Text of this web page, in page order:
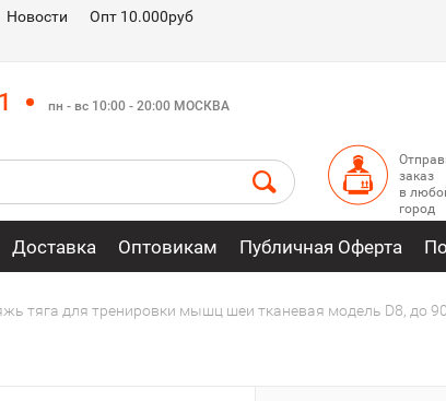
Новости
Опт 10.000руб
пн - вс 10:00 - 20:00 МОСКВА
заказ
в
город
Доставка Оптовикам Публичная Оферта
тяга для тренировки мышц шеи тканевая модель D8, до